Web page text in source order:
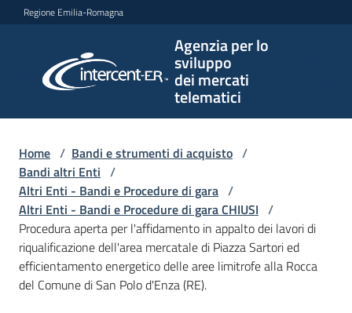
Vai al contenuto
Vai alla navigazione
Vai al footer
Regione Emilia-Romagna
Agenzia per lo
sviluppo
dei mercati
telematici
per lo
sviluppo
telematici
L'Agenzia
Bandi
Home / Bandi e strumenti di acquisto /
Bandi altri Enti /
Altri Enti - Bandi e Procedure di gara /
Altri Enti - Bandi e Procedure di gara CHIUSI /
Procedura aperta per l'affidamento in appalto dei lavori di
riqualificazione dell'area mercatale di Piazza Sartori ed
efficientamento energetico delle aree limitrofe alla Rocca
del Comune di San Polo d'Enza (RE).